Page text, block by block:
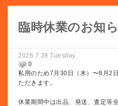
臨時休業のお知
2026.7.28 Tuesday
0
私用のため7月30日（木）〜8月2
ただきます。
休業期間中は出品、発送、査定等